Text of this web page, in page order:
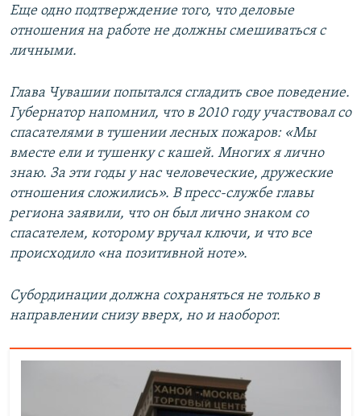
Еще одно подтверждение того, что деловые
отношения на работе не должны смешиваться с
личными.
Глава Чувашии попытался сгладить свое поведение.
Губернатор напомнил, что в 2010 году участвовал со
спасателями в тушении лесных пожаров: «Мы
вместе ели и тушенку с кашей. Многих я лично
знаю. За эти годы у нас человеческие, дружеские
отношения сложились». В пресс-службе главы
региона заявили, что он был лично знаком со
спасателем, которому вручал ключи, и что все
происходило «на позитивной ноте».
Субординации должна сохраняться не только в
направлении снизу вверх, но и наоборот.